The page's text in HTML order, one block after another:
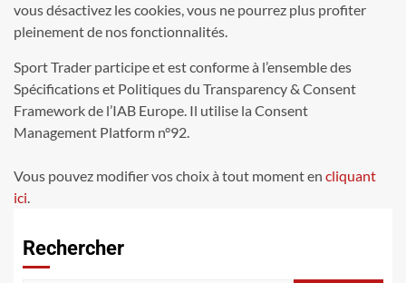
vous désactivez les cookies, vous ne pourrez plus profiter
pleinement de nos fonctionnalités.
Sport Trader participe et est conforme à l’ensemble des
Spécifications et Politiques du Transparency & Consent
Framework de l’IAB Europe. Il utilise la Consent
Management Platform n°92.
Vous pouvez modifier vos choix à tout moment en cliquant
ici.
Rechercher